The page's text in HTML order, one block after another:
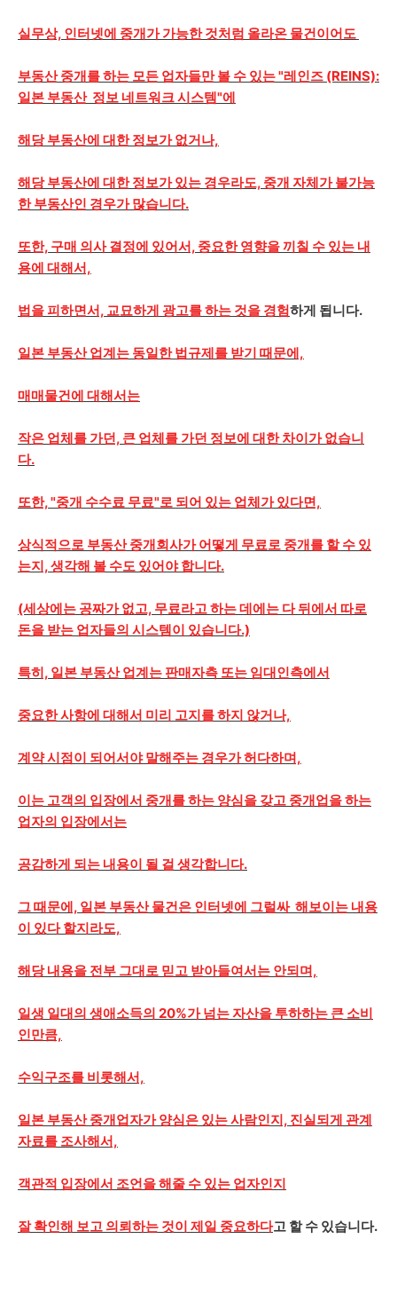
실무상, 인터넷에 중개가 가능한 것처럼 올라온 물건이어도
부동산 중개를 하는 모든 업자들만 볼 수 있는 "레인즈 (REINS):
일본 부동산 정보 네트워크 시스템"에
해당 부동산에 대한 정보가 없거나,
해당 부동산에 대한 정보가 있는 경우라도, 중개 자체가 불가능
한 부동산인 경우가 많습니다.
또한, 구매 의사 결정에 있어서, 중요한 영향을 끼칠 수 있는 내
용에 대해서,
법을 피하면서, 교묘하게 광고를 하는 것을 경험하게 됩니다.
일본 부동산 업계는 동일한 법규제를 받기 때문에,
매매물건에 대해서는
작은 업체를 가던, 큰 업체를 가던 정보에 대한 차이가 없습니
다.
또한, "중개 수수료 무료"로 되어 있는 업체가 있다면,
상식적으로 부동산 중개회사가 어떻게 무료로 중개를 할 수 있
는지, 생각해 볼 수도 있어야 합니다.
(세상에는 공짜가 없고, 무료라고 하는 데에는 다 뒤에서 따로
돈을 받는 업자들의 시스템이 있습니다.)
특히, 일본 부동산 업계는 판매자측 또는 임대인측에서
중요한 사항에 대해서 미리 고지를 하지 않거나,
계약 시점이 되어서야 말해주는 경우가 허다하며,
이는 고객의 입장에서 중개를 하는 양심을 갖고 중개업을 하는
업자의 입장에서는
공감하게 되는 내용이 될 걸 생각합니다.
그 때문에, 일본 부동산 물건은 인터넷에 그럴싸 해보이는 내용
이 있다 할지라도,
해당 내용을 전부 그대로 믿고 받아들여서는 안되며,
일생 일대의 생애소득의 20%가 넘는 자산을 투하하는 큰 소비
인만큼,
수익구조를 비롯해서,
일본 부동산 중개업자가 양심은 있는 사람인지, 진실되게 관계
자료를 조사해서,
객관적 입장에서 조언을 해줄 수 있는 업자인지
잘 확인해 보고 의뢰하는 것이 제일 중요하다고 할 수 있습니다.